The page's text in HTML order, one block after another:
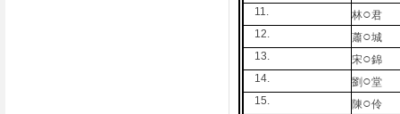
11.
林○君
12.
蕭○城
13.
宋○錦
14.
劉 ○堂
15.
陳○伶